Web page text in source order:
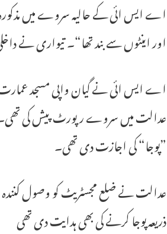
اور اینٹوں سے بند تھا“۔ تیواری نے
”پوجا“ کی اجازت دی تھی۔
عدالت نے ضلع مجسٹریٹ کو وصول
ذریعہ پوجا کرنے کی بھی ہدایت دی تھی